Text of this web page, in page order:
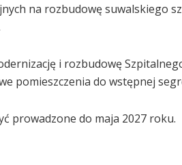
na rozbudowę suwalskiego
i rozbudowę
pomieszczenia do wstępnej
prowadzone do maja 2027 roku.